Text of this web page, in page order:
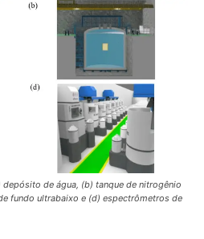
depósito de água, (b) tanque de nitrogênio
fundo ultrabaixo e (d) espectrômetros de